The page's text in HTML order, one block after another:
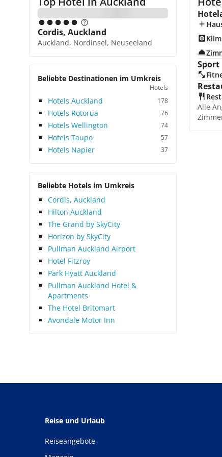
Cordis, Auckland
Auckland, Nordinsel, Neuseeland
Beliebte Destinationen im Umkreis
Hotels
Hotels Auckland 178
Hotels Rotorua 76
Hotels Wellington 74
Hotels Taupo 57
Hotels Napier 37
Beliebte Hotels im Umkreis
Cordis, Auckland
Hilton Auckland
The Grand by SkyCity
Horizon by SkyCity
Pullman Auckland Airport
Hotel Fitzroy
Park Hyatt Auckland
Pullman Auckland Hotel &
Apartments
The Hotel Britomart
Avondale Motor Inn
Sport
Alle
Reise und Urlaub
Reiseangebote